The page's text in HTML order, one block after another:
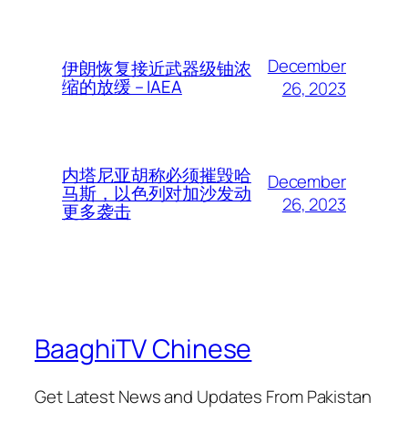
伊朗恢复接近武器级铀浓
缩的放缓 – IAEA
December
26, 2023
内塔尼亚胡称必须摧毁哈
马斯，以色列对加沙发动
更多袭击
December
26, 2023
BaaghiTV Chinese
Get Latest News and Updates From Pakistan